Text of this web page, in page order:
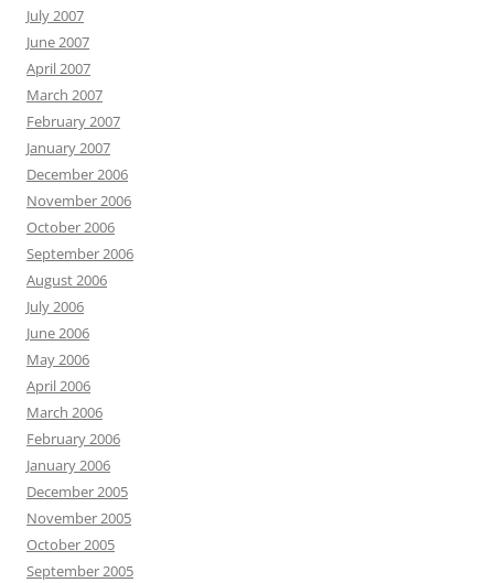
July 2007
June 2007
April 2007
March 2007
February 2007
January 2007
December 2006
November 2006
October 2006
September 2006
August 2006
July 2006
June 2006
May 2006
April 2006
March 2006
February 2006
January 2006
December 2005
November 2005
October 2005
September 2005